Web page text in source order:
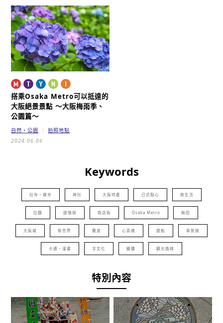
搭乘Osaka Metro可以抵達的
大阪絕景景點～大阪梅雨季、
公園篇～
自然・公園
拍照地點
2024.06.06
Keywords
社寺・佛寺 神社 大阪特產 日式點心 夜生活
拉麵 道頓堀 商店街 Osaka Metro 梅田
大阪城 新世界 難波 心斎橋 遊船 章魚燒
卡通・漫畫 次文化 續攤 觀光路線
特別內容